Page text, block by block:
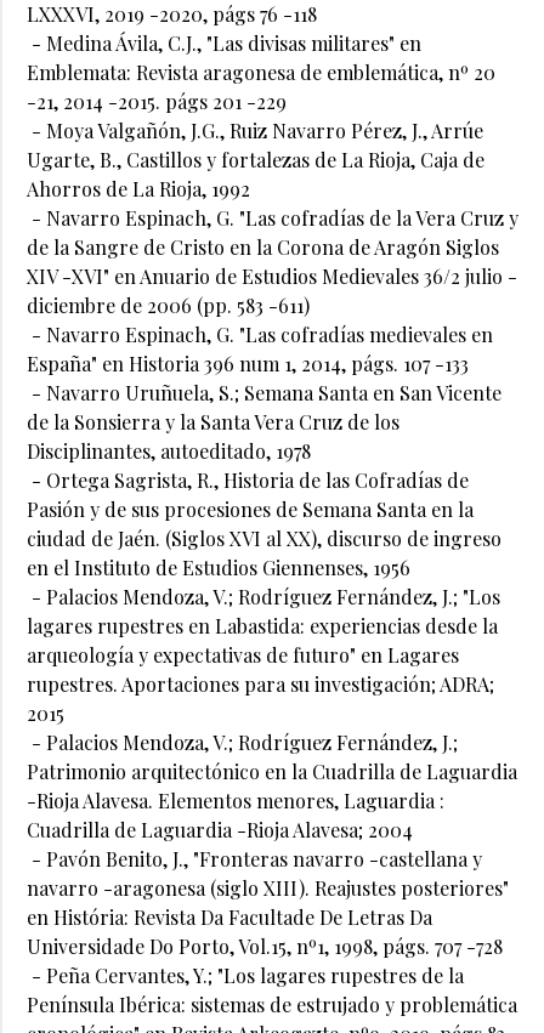
LXXXVI, 2019 -2020, págs 76 -118
- Medina Ávila, C.J., "Las divisas militares" en
Emblemata: Revista aragonesa de emblemática, nº 20
-21, 2014 -2015. págs 201 -229
- Moya Valgañón, J.G., Ruiz Navarro Pérez, J., Arrúe
Ugarte, B., Castillos y fortalezas de La Rioja, Caja de
Ahorros de La Rioja, 1992
- Navarro Espinach, G. "Las cofradías de la Vera Cruz y
de la Sangre de Cristo en la Corona de Aragón Siglos
XIV -XVI" en Anuario de Estudios Medievales 36/2 julio -
diciembre de 2006 (pp. 583 -611)
- Navarro Espinach, G. "Las cofradías medievales en
España" en Historia 396 num 1, 2014, págs. 107 -133
- Navarro Uruñuela, S.; Semana Santa en San Vicente
de la Sonsierra y la Santa Vera Cruz de los
Disciplinantes, autoeditado, 1978
- Ortega Sagrista, R., Historia de las Cofradías de
Pasión y de sus procesiones de Semana Santa en la
ciudad de Jaén. (Siglos XVI al XX), discurso de ingreso
en el Instituto de Estudios Giennenses, 1956
- Palacios Mendoza, V.; Rodríguez Fernández, J.; "Los
lagares rupestres en Labastida: experiencias desde la
arqueología y expectativas de futuro" en Lagares
rupestres. Aportaciones para su investigación; ADRA;
2015
- Palacios Mendoza, V.; Rodríguez Fernández, J.;
Patrimonio arquitectónico en la Cuadrilla de Laguardia
-Rioja Alavesa. Elementos menores, Laguardia :
Cuadrilla de Laguardia -Rioja Alavesa; 2004
- Pavón Benito, J., "Fronteras navarro -castellana y
navarro -aragonesa (siglo XIII). Reajustes posteriores"
en História: Revista Da Facultade De Letras Da
Universidade Do Porto, Vol.15, nº1, 1998, págs. 707 -728
- Peña Cervantes, Y.; "Los lagares rupestres de la
Península Ibérica: sistemas de estrujado y problemática